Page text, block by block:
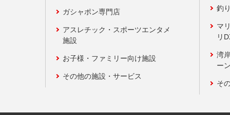
ガシャポン専門店
アスレチック・スポーツエンタメ
施設
お子様・ファミリー向け施設
その他の施設・サービス
釣
マ
リ
湾
ー
そ